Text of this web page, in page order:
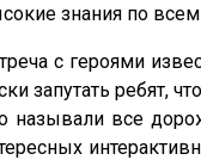
знания по
с героями
запутать ребят,
называли все